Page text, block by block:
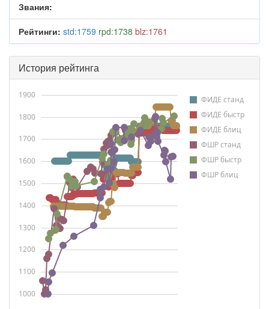
Звания:
Рейтинги: std:1759 rpd:1738 blz:1761
История рейтинга
ФИДЕ станд
ФИДЕ быстр
ФИДЕ блиц
ФШР станд
ФШР быстр
ФШР блиц
1000
1100
1200
1300
1400
1500
1600
1700
1800
1900